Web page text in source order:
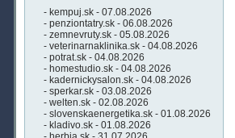
- kempuj.sk - 07.08.2026
- penziontatry.sk - 06.08.2026
- zemnevruty.sk - 05.08.2026
- veterinarnaklinika.sk - 04.08.2026
- potrat.sk - 04.08.2026
- homestudio.sk - 04.08.2026
- kadernickysalon.sk - 04.08.2026
- sperkar.sk - 03.08.2026
- welten.sk - 02.08.2026
- slovenskaenergetika.sk - 01.08.2026
- kladivo.sk - 01.08.2026